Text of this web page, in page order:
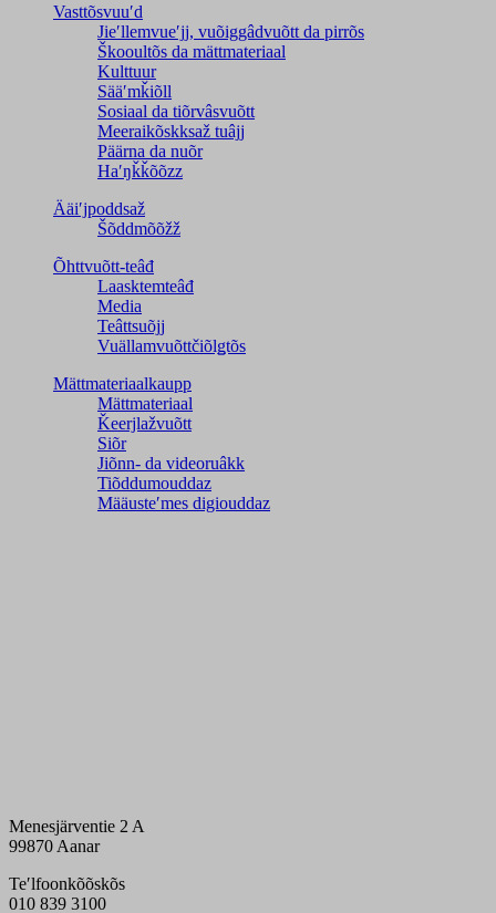
Vasttõsvuuʹd
Jieʹllemvueʹjj, vuõiggâdvuõtt da pirrõs
Škooultõs da mättmateriaal
Kulttuur
Sääʹmǩiõll
Sosiaal da tiõrvâsvuõtt
Meeraikõskksaž tuâjj
Päärna da nuõr
Haʹŋǩǩõõzz
Ääiʹjpoddsaž
Šõddmõõžž
Õhttvuõtt-teâđ
Laasktemteâđ
Media
Teâttsuõjj
Vuällamvuõttčiõlǥtõs
Mättmateriaalkaupp
Mättmateriaal
Ǩeerjlažvuõtt
Siõr
Jiõnn- da videoruâkk
Tiõddumouddaz
Määusteʹmes digiouddaz
Menesjärventie 2 A
99870 Aanar
Teʹlfoonkõõskõs
010 839 3100